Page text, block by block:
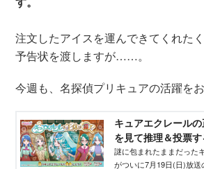
注文したアイスを運んできてくれた
予告状を渡しますが……。
今週も、名探偵プリキュアの活躍を
キュアエクレール
を見て推理＆投票
始！｜ニュース｜
謎に包まれたままだった
がついに7月19日(日)放送